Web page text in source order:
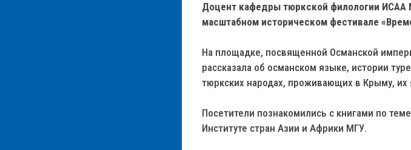
Доцент кафедры тюркской филологии ИСАА
масштабном историческом фестивале
На площадке, посвященной Османской
рассказала об османском языке, истории
тюркских народах, проживающих в Крыму, их
Посетители познакомились с книгами по
Институте стран Азии и Африки МГУ.